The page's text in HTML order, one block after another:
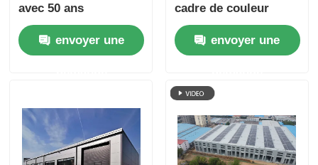
avec 50 ans
d'utilisation de la vie
Structure de cadre en
acier résistant au
envoyer une
cadre de couleur
personnalisée
envoyer une